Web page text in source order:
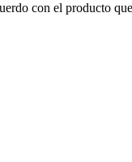
con el producto